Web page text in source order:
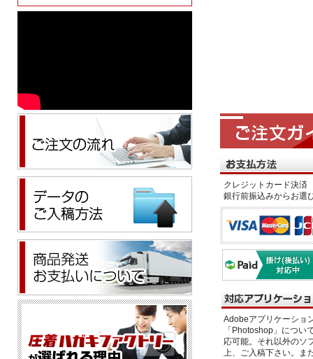
クレジットカード決
銀行前振込みからお選
Adobeアプリケーショ
「Photoshop」につい
応可能。それ以外のソ
上、ご入稿下さい。ま